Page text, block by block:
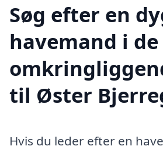
Søg efter en
havemand i de
til Øster
Hvis du leder efter en